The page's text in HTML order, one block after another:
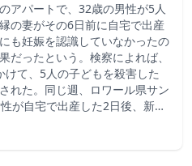
アパートで、32歳の男性が5人
の妻がその6日前に自宅で出産
も妊娠を認識していなかったの
だったという。検察によれば、
て、5人の子どもを殺害した
れた。同じ週、ロワール県サン
が自宅で出産した2日後、新…